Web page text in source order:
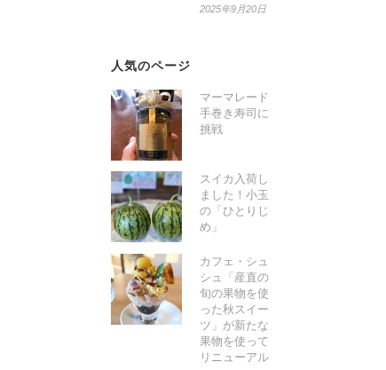
2025年9月20日
人気のページ
マーマレード
手巻き寿司に
挑戦
スイカ入荷し
ました！小玉
の「ひとりじ
め」
カフェ・シュ
シュ「産直の
旬の果物を使
った秋スイー
ツ」が新たな
果物を使って
リニューアル